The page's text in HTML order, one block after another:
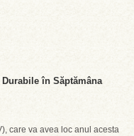
în Săptămâna
care va avea loc anul acesta